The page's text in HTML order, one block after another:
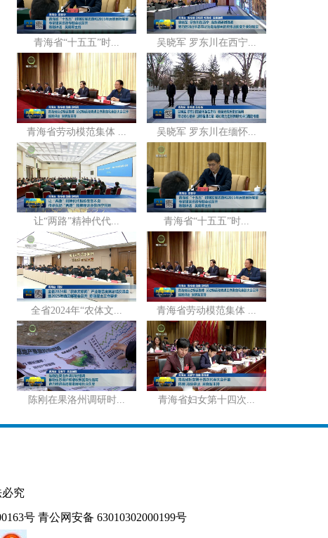
青海省“十五五”时...
青海省劳动模范集体 ...
让“两路”精神代代...
全省2024年“农体文...
陈刚在果洛州调研时...
吴晓军 罗东川在西宁...
吴晓军 罗东川在缅怀...
青海省“十五五”时...
青海省劳动模范集体 ...
青海省妇女第十四次...
究
号 青公网安备 63010302000199号